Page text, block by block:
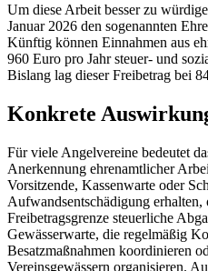
Um diese Arbeit besser zu
Januar 2026 den sogenannten
Künftig können Einnahmen aus
960 Euro pro Jahr steuer- und
Bislang lag dieser Freibetrag bei
Konkrete
Für viele Angelvereine bedeutet
Anerkennung ehrenamtlicher
Vorsitzende, Kassenwarte oder
Aufwandsentschädigung erhalten,
Freibetragsgrenze steuerliche
Gewässerwarte, die regelmäßig
Besatzmaßnahmen koordinieren
Vereinsgewässern organisieren.